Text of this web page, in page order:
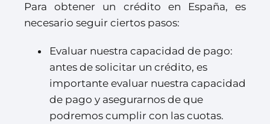
Para obtener un crédito en España, es
necesario seguir ciertos pasos:
Evaluar nuestra capacidad de pago:
antes de solicitar un crédito, es
importante evaluar nuestra capacidad
de pago y asegurarnos de que
podremos cumplir con las cuotas.